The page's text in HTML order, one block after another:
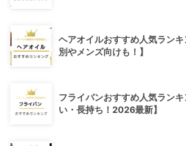
ヘアオイルおすすめ人気ラン
別やメンズ向けも！】
フライパンおすすめ人気ラン
い・長持ち！2026最新】